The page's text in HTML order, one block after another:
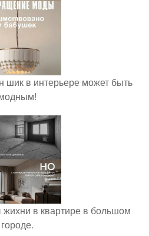
шик в интерьере может быть
в квартире в большом
городе.